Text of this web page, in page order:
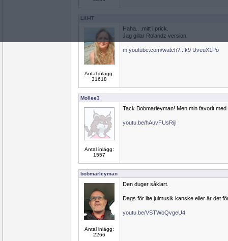
Lill-IT
Antal inlägg:
31618
Haha.. .mitt i prick.
Jag gillar Rolandz version:
m.youtube.com/watch?...k9 UveuX1Po
Mollee3
Antal inlägg:
1557
Tack Bobmarleyman! Men min favorit
youtu.be/hAuvFUsRijI
bobmarleyman
Antal inlägg:
2266
Den duger såklart.
Dags för lite julmusik kanske eller är det
youtu.be/VSTWoQvgeU4